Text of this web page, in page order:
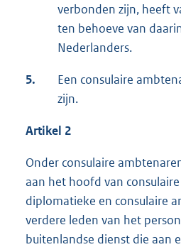
verbonden zijn, heeft
ten behoeve van
Nederlanders.
5.
Een consulaire
zijn.
Artikel 2
Onder consulaire
aan het hoofd van
diplomatieke en consulaire
verdere leden van het
buitenlandse dienst die aan